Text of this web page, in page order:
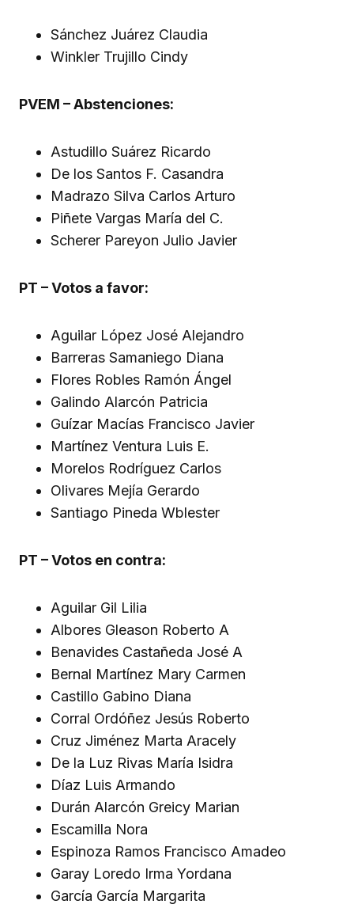
Sánchez Juárez Claudia
Winkler Trujillo Cindy
PVEM – Abstenciones:
Astudillo Suárez Ricardo
De los Santos F. Casandra
Madrazo Silva Carlos Arturo
Piñete Vargas María del C.
Scherer Pareyon Julio Javier
PT – Votos a favor:
Aguilar López José Alejandro
Barreras Samaniego Diana
Flores Robles Ramón Ángel
Galindo Alarcón Patricia
Guízar Macías Francisco Javier
Martínez Ventura Luis E.
Morelos Rodríguez Carlos
Olivares Mejía Gerardo
Santiago Pineda Wblester
PT – Votos en contra:
Aguilar Gil Lilia
Albores Gleason Roberto A
Benavides Castañeda José A
Bernal Martínez Mary Carmen
Castillo Gabino Diana
Corral Ordóñez Jesús Roberto
Cruz Jiménez Marta Aracely
De la Luz Rivas María Isidra
Díaz Luis Armando
Durán Alarcón Greicy Marian
Escamilla Nora
Espinoza Ramos Francisco Amadeo
Garay Loredo Irma Yordana
García García Margarita